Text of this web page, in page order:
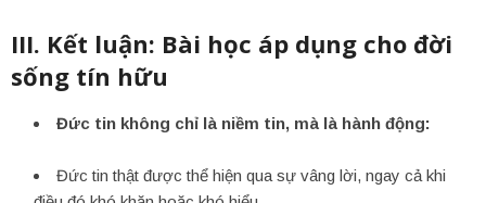
III. Kết luận: Bài học áp dụng cho đời
sống tín hữu
Đức tin không chỉ là niềm tin, mà là hành động:
Đức tin thật được thể hiện qua sự vâng lời, ngay cả khi